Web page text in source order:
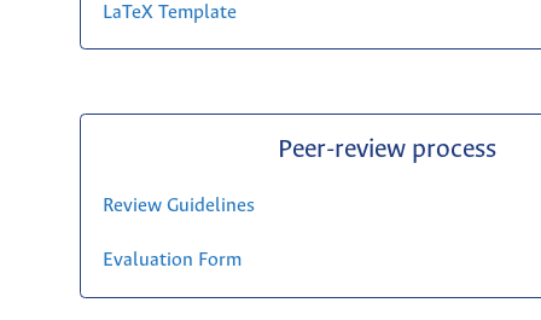
LaTeX Template
Peer-review process
Review Guidelines
Evaluation Form